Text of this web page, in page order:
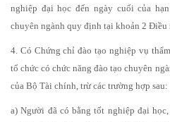
nghiệp đại học đến ngày cuối của
chuyên ngành quy định tại khoản 2 Điều
4. Có Chứng chỉ đào tạo nghiệp vụ
tổ chức có chức năng đào tạo chuyên
của Bộ Tài chính, trừ các trường hợp sau:
a) Người đã có bằng tốt nghiệp đại